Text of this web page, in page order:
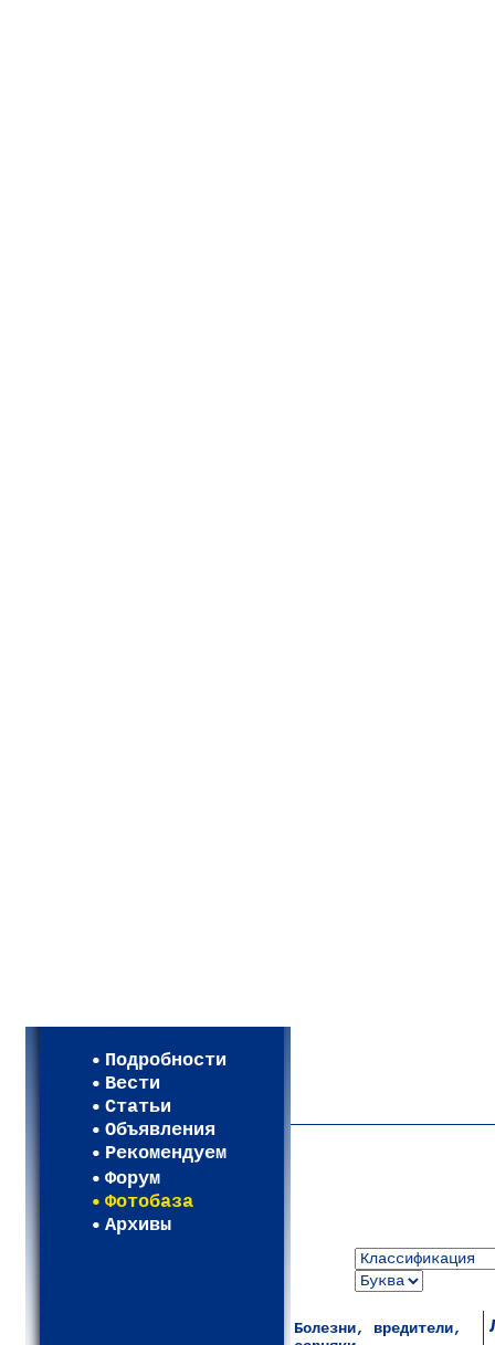
Подробности
Вести
Статьи
Объявления
Рекомендуем
Форум
Фотобаза
Архивы
Болезни, вредители,